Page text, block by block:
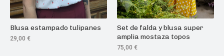
Blusa estampado tulipanes
29,00 €
Set de falda y blusa super
amplia mostaza topos
75,00 €